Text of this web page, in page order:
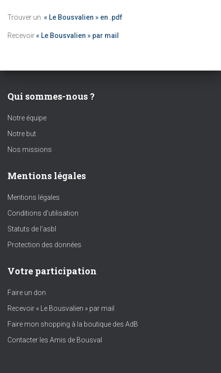
Trouver un « Le Bousvalien » en .pdf
Recevoir« Le Bousvalien » par mail
Qui sommes-nous ?
Notre équipe
Notre but
Nos missions
Mentions légales
Mentions légales
Conditions d’utilisation
Statuts de l’asbl
Protection des données
Votre participation
Faire un don
Recevoir « Le Bousvalien » par mail
Faire mon shopping à la boutique des AdB
Contacter les Amis de Bousval